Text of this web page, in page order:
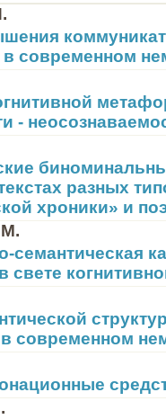
современном
-
разных
хроники» и
семантическая
свете
в современном